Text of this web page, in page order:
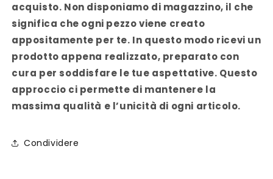
acquisto. Non disponiamo di magazzino, il che
significa che ogni pezzo viene creato
appositamente per te. In questo modo ricevi un
prodotto appena realizzato, preparato con
cura per soddisfare le tue aspettative. Questo
approccio ci permette di mantenere la
massima qualità e l’unicità di ogni articolo.
Condividere